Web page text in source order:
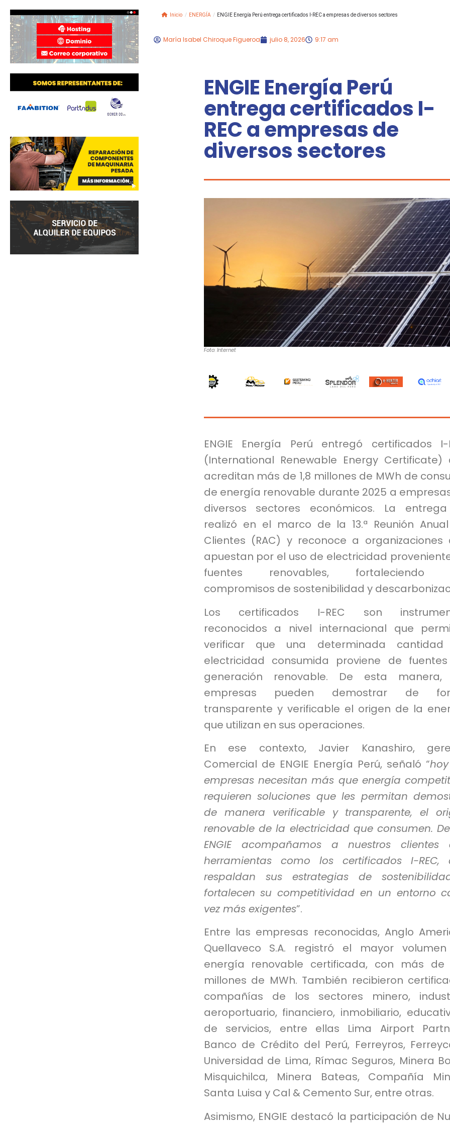
Inicio / ENERGÍA / ENGIE Energía Perú entrega certificados I-REC a empresas de diversos sectores
María Isabel Chiroque Figueroa julio 8, 2026 9:17 am
ENGIE Energía Perú
entrega certificados I-
REC a empresas de
diversos sectores
Foto: Internet
ENGIE Energía Perú entregó certificados I-
(International Renewable Energy Certificate)
acreditan más de 1,8 millones de MWh de
de energía renovable durante 2025 a
diversos sectores económicos. La
realizó en el marco de la 13.ª Reunión
Clientes (RAC) y reconoce a organizaciones
apuestan por el uso de electricidad
fuentes renovables, fortaleciendo
compromisos de sostenibilidad y
Los certificados I-REC son
reconocidos a nivel internacional que
verificar que una determinada
electricidad consumida proviene de
generación renovable. De esta manera,
empresas pueden demostrar de
transparente y verificable el origen de la
que utilizan en sus operaciones.
En ese contexto, Javier Kanashiro,
Comercial de ENGIE Energía Perú, señaló “
empresas necesitan más que energía
requieren soluciones que les permitan
de manera verificable y transparente, el
renovable de la electricidad que consumen.
ENGIE acompañamos a nuestros clientes
herramientas como los certificados I-REC,
respaldan sus estrategias de
fortalecen su competitividad en un entorno
vez más exigentes”.
Entre las empresas reconocidas, Anglo
Quellaveco S.A. registró el mayor
energía renovable certificada, con más de
millones de MWh. También recibieron
compañías de los sectores minero,
aeroportuario, financiero, inmobiliario,
de servicios, entre ellas Lima Airport
Banco de Crédito del Perú, Ferreyros,
Universidad de Lima, Rímac Seguros, Minera
Misquichilca, Minera Bateas, Compañía
Santa Luisa y Cal & Cemento Sur, entre otras.
Asimismo, ENGIE destacó la participación de